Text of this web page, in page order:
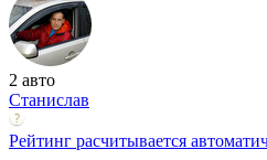
2 авто
Станислав
Рейтинг расчитывается